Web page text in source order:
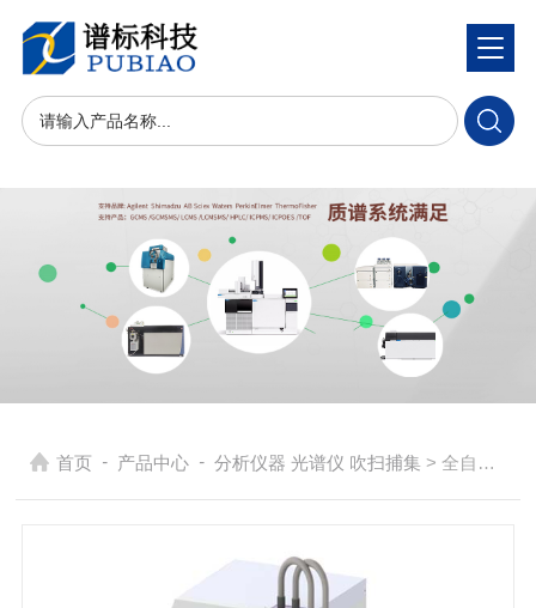
首页 - 产品中心 - 分析仪器 光谱仪 吹扫捕集 > 全自动双通道热脱附仪 ATDⅠ-26D ATDⅡ-26D